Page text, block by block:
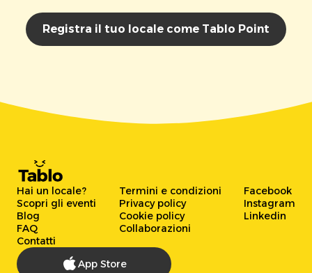
Registra il tuo locale come Tablo Point
Hai un locale?
Scopri gli eventi
Blog
FAQ
Contatti
Termini e condizioni
Privacy policy
Cookie policy
Collaborazioni
Facebook
Instagram
Linkedin
App Store